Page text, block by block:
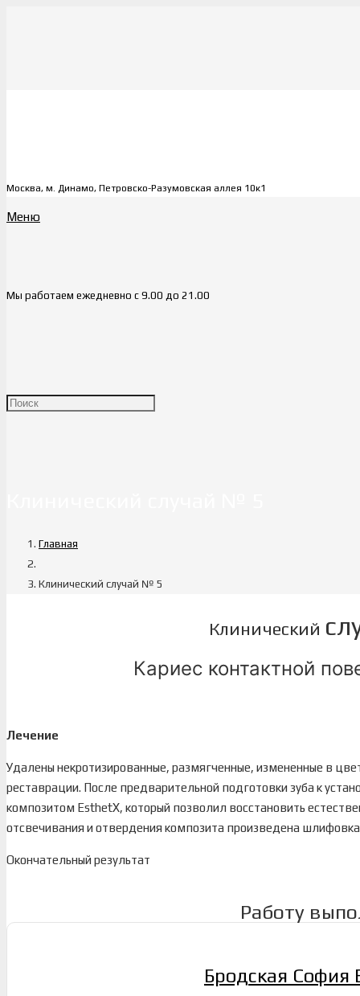
Москва, м. Динамо, Петровско-Разумовская аллея 10к1
Мы работаем ежедневно с 9.00 до 21.00
Меню
Главная
Клинический случай № 5
Клинический
Кариес контактной
Лечение
Удалены некротизированные, размягченные, измененные в
реставрации. После предварительной подготовки зуба к
композитом EsthetX, который позволил восстановить
отсвечивания и отвердения композита произведена
Окончательный результат
Работу
Бродская София